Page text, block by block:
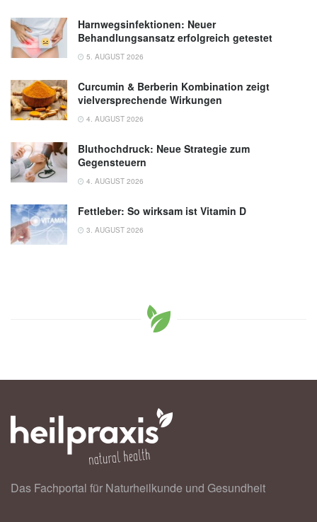
Harnwegsinfektionen: Neuer
Behandlungsansatz erfolgreich getestet
5. AUGUST 2026
Curcumin & Berberin Kombination zeigt
vielversprechende Wirkungen
4. AUGUST 2026
Bluthochdruck: Neue Strategie zum
Gegensteuern
4. AUGUST 2026
Fettleber: So wirksam ist Vitamin D
3. AUGUST 2026
Das Fachportal für Naturheilkunde und Gesundheit